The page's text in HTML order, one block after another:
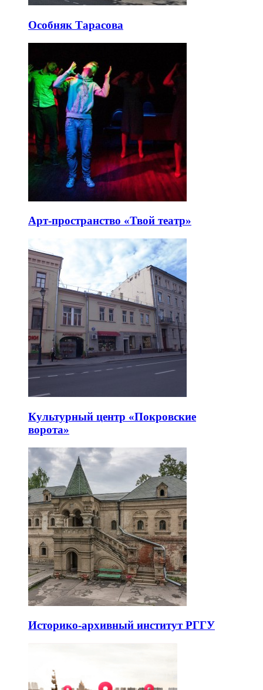
Особняк Тарасова
Арт-пространство «Твой театр»
Культурный центр «Покровские
ворота»
Историко-архивный институт РГГУ